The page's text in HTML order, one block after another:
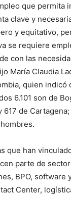
que permita
clave y
y equitativo,
se requiere
con las
María Claudia
quien indicó
6.101 son de
617 de
que han
parte de
BPO, software
Center,